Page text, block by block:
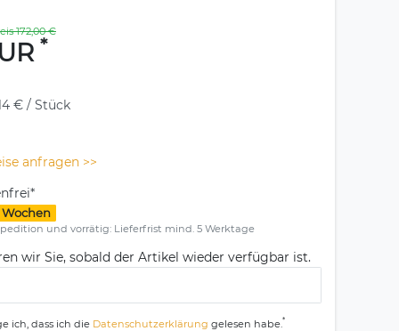
172,00 €
*
€ / Stück
anfragen >>
Wochen
und vorrätig: Lieferfrist mind. 5 Werktage
wir Sie, sobald der Artikel wieder verfügbar ist.
ich, dass ich die Daten­schutz­erklärung gelesen habe. *